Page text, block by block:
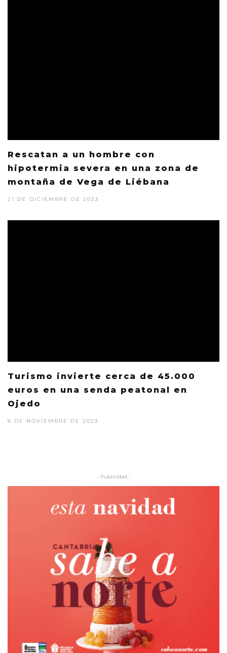
Rescatan a un hombre con
hipotermia severa en una zona de
montaña de Vega de Liébana
21 DE DICIEMBRE DE 2023
Turismo invierte cerca de 45.000
euros en una senda peatonal en
Ojedo
8 DE NOVIEMBRE DE 2023
- Publicidad -